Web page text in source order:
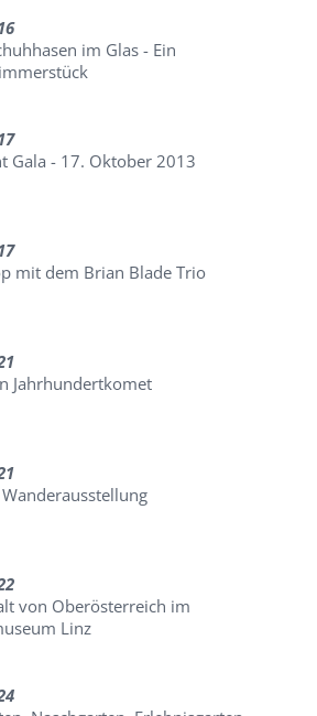
im Glas - Ein
Gala - 17. Oktober 2013
mit dem Brian Blade Trio
Jahrhundertkomet
Wanderausstellung
von Oberösterreich im
Linz